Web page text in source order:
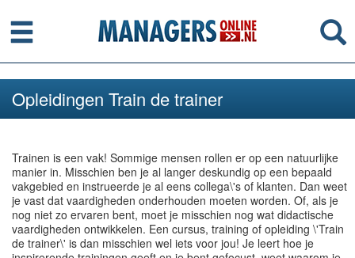
Menu
Opleidingen Train de trainer
Trainen is een vak! Sommige mensen rollen er op een natuurlijke
manier in. Misschien ben je al langer deskundig op een bepaald
vakgebied en instrueerde je al eens collega\'s of klanten. Dan weet
je vast dat vaardigheden onderhouden moeten worden. Of, als je
nog niet zo ervaren bent, moet je misschien nog wat didactische
vaardigheden ontwikkelen. Een cursus, training of opleiding \'Train
de trainer\' is dan misschien wel iets voor jou! Je leert hoe je